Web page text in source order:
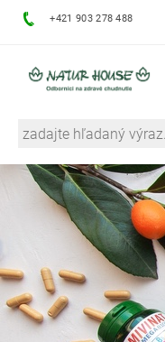
+421 903 278 488